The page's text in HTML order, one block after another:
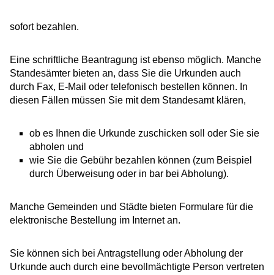
sofort bezahlen.
Eine schriftliche Beantragung ist ebenso möglich. Manche
Standesämter bieten an, dass Sie die Urkunden auch
durch Fax, E-Mail oder telefonisch bestellen können. In
diesen Fällen müssen Sie mit dem Standesamt klären,
ob es Ihnen die Urkunde zuschicken soll oder Sie sie
abholen und
wie Sie die Gebühr bezahlen können (zum Beispiel
durch Überweisung oder in bar bei Abholung).
Manche Gemeinden und Städte bieten Formulare für die
elektronische Bestellung im Internet an.
Sie können sich bei Antragstellung oder Abholung der
Urkunde auch durch eine bevollmächtigte Person vertreten